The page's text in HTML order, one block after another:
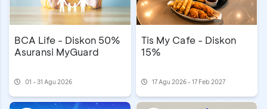
BCA Life - Diskon 50%
Asuransi MyGuard
01 - 31 Agu 2026
Tis My Cafe - Diskon
15%
17 Agu 2026 - 17 Feb 2027